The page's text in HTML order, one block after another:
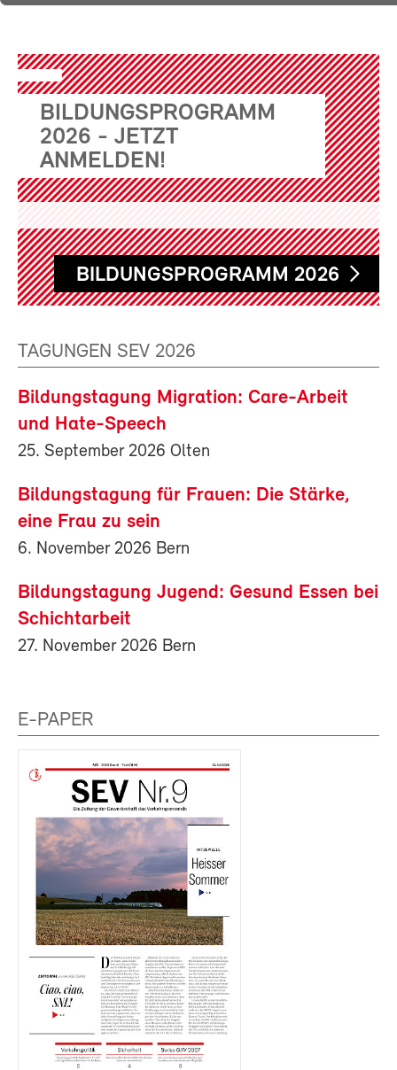
BILDUNGSPROGRAMM
2026 - JETZT
ANMELDEN!
BILDUNGSPROGRAMM 2026
TAGUNGEN SEV 2026
Bildungstagung Migration: Care-Arbeit
und Hate-Speech
25. September 2026 Olten
Bildungstagung für Frauen: Die Stärke,
eine Frau zu sein
6. November 2026 Bern
Bildungstagung Jugend: Gesund Essen bei
Schichtarbeit
27. November 2026 Bern
E-PAPER